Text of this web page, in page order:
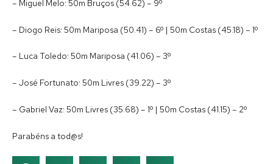
– Miguel Melo: 50m Bruços (54.62) – 9º
– Diogo Reis: 50m Mariposa (50.41) – 6º | 50m Costas (45.18) – 1º
– Luca Toledo: 50m Mariposa (41.06) – 3º
– José Fortunato: 50m Livres (39.22) – 3º
– Gabriel Vaz: 50m Livres (35.68) – 1º | 50m Costas (41.15) – 2º
Parabéns a tod@s!